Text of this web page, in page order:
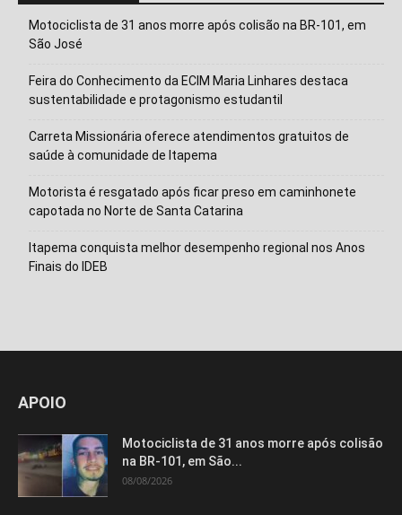
Motociclista de 31 anos morre após colisão na BR-101, em
São José
Feira do Conhecimento da ECIM Maria Linhares destaca
sustentabilidade e protagonismo estudantil
Carreta Missionária oferece atendimentos gratuitos de
saúde à comunidade de Itapema
Motorista é resgatado após ficar preso em caminhonete
capotada no Norte de Santa Catarina
Itapema conquista melhor desempenho regional nos Anos
Finais do IDEB
APOIO
Motociclista de 31 anos morre após colisão
na BR-101, em São...
08/08/2026